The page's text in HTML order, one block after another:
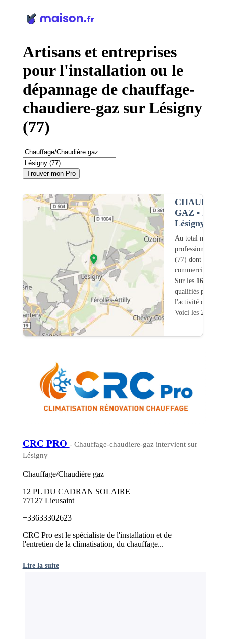
Artisans et entreprises
pour l'installation ou le
dépannage de chauffage-
chaudiere-gaz sur Lésigny
(77)
Trouver mon Pro
GAZ •
Lésigny (77)
Au total nous
professionnels
(77) dont
commerciale
Sur les 169
qualifiés pour
l'activité
Voici les 20
CRC PRO - Chauffage-chaudiere-gaz intervient sur
Lésigny
Chauffage/Chaudière gaz
12 PL DU CADRAN SOLAIRE
77127 Lieusaint
+33633302623
CRC Pro est le spécialiste de l'installation et de
l'entretien de la climatisation, du chauffage...
Lire la suite